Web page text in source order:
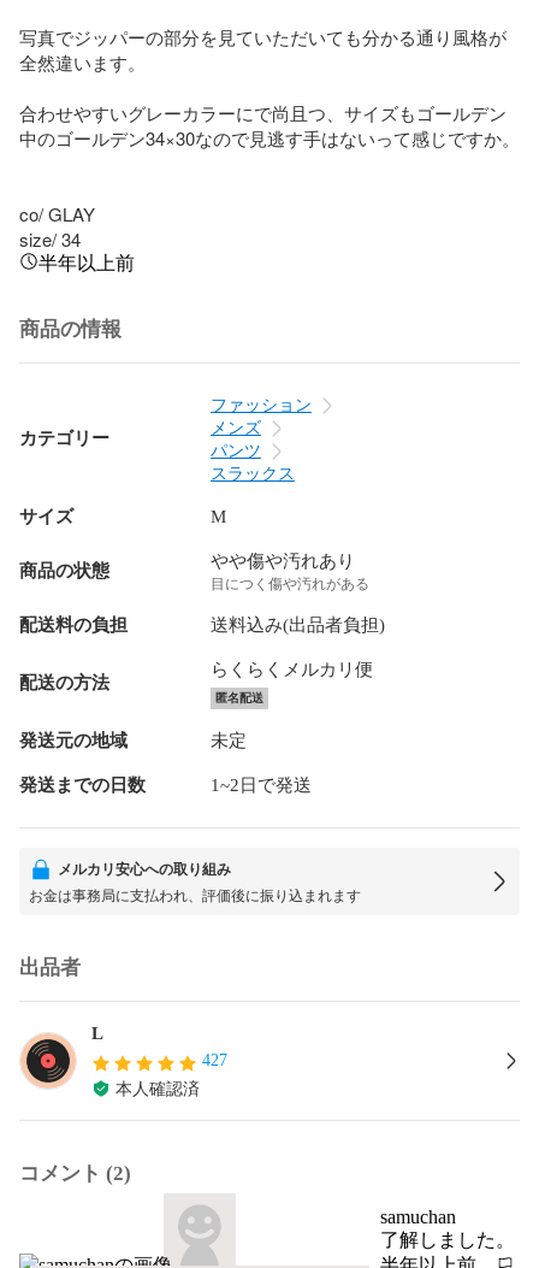
写真でジッパーの部分を見ていただいても分かる通り風格が
全然違います。
合わせやすいグレーカラーにで尚且つ、サイズもゴールデン
中のゴールデン34×30なので見逃す手はないって感じですか。
co/ GLAY
size/ 34
半年以上前
商品の情報
カテゴリー
ファッション
メンズ
パンツ
スラックス
サイズ M
商品の状態 やや傷や汚れあり
目につく傷や汚れがある
配送料の負担 送料込み(出品者負担)
配送の方法
らくらくメルカリ便
匿名配送
発送元の地域 未定
発送までの日数 1~2日で発送
メルカリ安心への取り組み
お金は事務局に支払われ、評価後に振り込まれます
出品者
L
427
本人確認済
コメント (2)
samuchan
了解しました。